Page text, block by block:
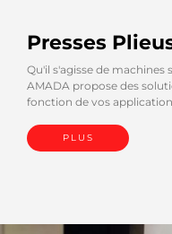
Presses
Qu'il s'agisse de machines
AMADA propose des
fonction de vos
PLUS